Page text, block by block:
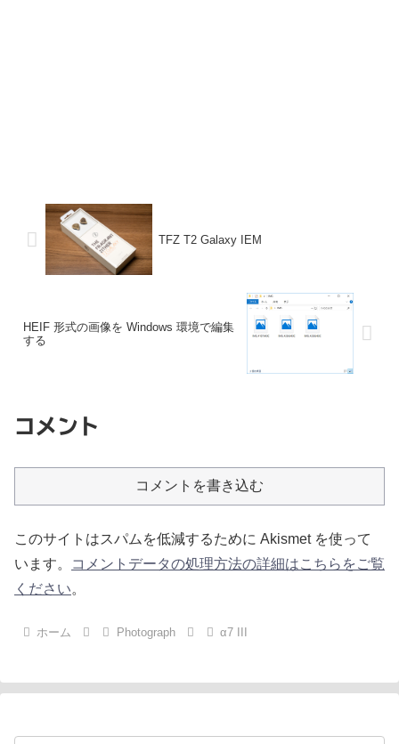
TFZ T2 Galaxy IEM
HEIF 形式の画像を Windows 環境で編集
する
コメント
コメントを書き込む
このサイトはスパムを低減するために Akismet を使って
います。
コメントデータの処理方法の詳細はこちらをご覧
ください。
ホーム Photograph α7 III